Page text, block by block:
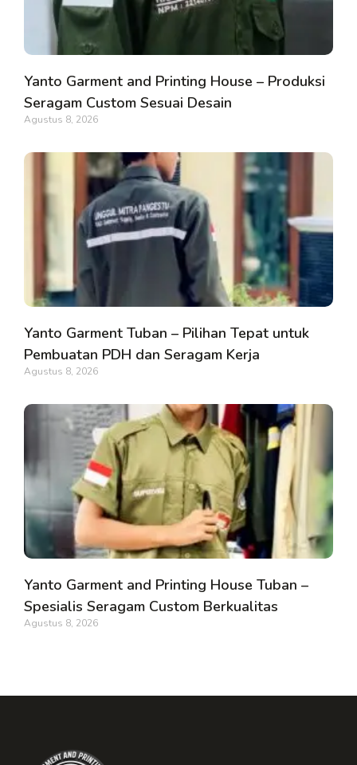
Yanto Garment and Printing House – Produksi
Seragam Custom Sesuai Desain
Agustus 8, 2026
Yanto Garment Tuban – Pilihan Tepat untuk
Pembuatan PDH dan Seragam Kerja
Agustus 8, 2026
Yanto Garment and Printing House Tuban –
Spesialis Seragam Custom Berkualitas
Agustus 8, 2026